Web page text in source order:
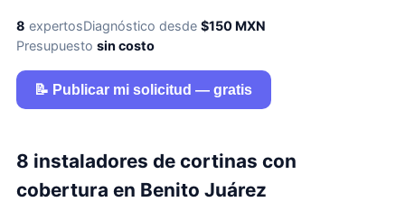
8 expertosDiagnóstico desde $150 MXN
Presupuesto sin costo
📝 Publicar mi solicitud — gratis
8 instaladores de cortinas con
cobertura en Benito Juárez